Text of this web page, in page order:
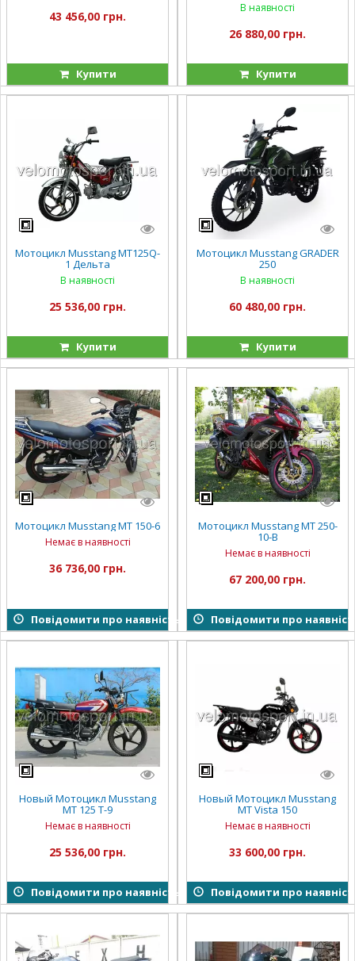
43 456,00 грн.
Купити
В наявності
26 880,00 грн.
Купити
Мотоцикл Musstang MT125Q-
1 Дельта
В наявності
25 536,00 грн.
Купити
Мотоцикл Musstang GRADER
250
В наявності
60 480,00 грн.
Купити
Мотоцикл Musstang MT 150-6
Немає в наявності
36 736,00 грн.
Повідомити про наявність
Мотоцикл Musstang MT 250-
10-В
Немає в наявності
67 200,00 грн.
Повідомити про
Новый Мотоцикл Musstang
MT 125 T-9
Немає в наявності
25 536,00 грн.
Повідомити про наявність
Новый Мотоцикл Musstang
MT Vista 150
Немає в наявності
33 600,00 грн.
Повідомити про